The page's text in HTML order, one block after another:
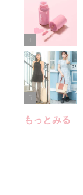
4
もっとみる